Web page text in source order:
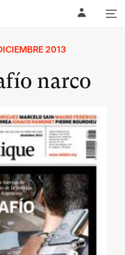
2013
narco